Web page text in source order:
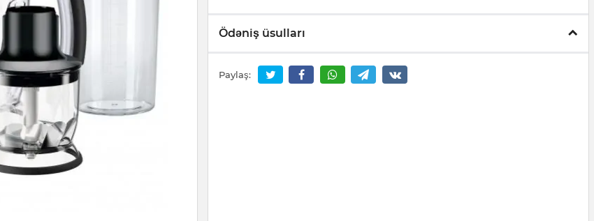
Ödəniş üsulları
Paylaş: